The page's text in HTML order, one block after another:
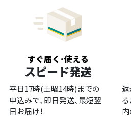
すぐ届く･使える
スピード発送
平日17時(土曜14時)までの
申込みで、即日発送、最短翌
日お届け！